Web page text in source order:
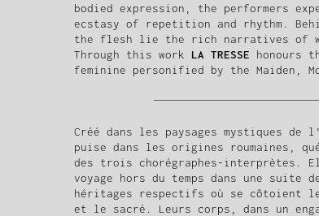
bodied expression, the performers
ecstasy of repetition and rhythm.
the flesh lie the rich narratives of
Through this work LA TRESSE honours
feminine personified by the Maiden,
Créé dans les paysages mystiques de
puise dans les origines roumaines,
des trois chorégraphes-interprètes.
voyage hors du temps dans une suite
héritages respectifs où se
et le sacré. Leurs corps, dans un